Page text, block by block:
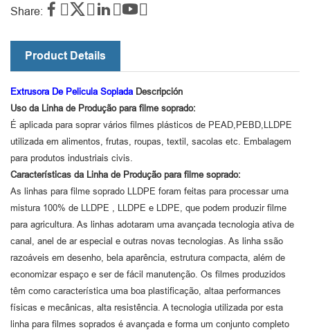
Share:    
Product Details
Extrusora De Pelicula Soplada Descripción
Uso da Linha de Produção para filme soprado:
É aplicada para soprar vários filmes plásticos de PEAD,PEBD,LLDPE
utilizada em alimentos, frutas, roupas, textil, sacolas etc. Embalagem
para produtos industriais civis.
Características da Linha de Produção para filme soprado:
As linhas para filme soprado LLDPE foram feitas para processar uma
mistura 100% de LLDPE , LLDPE e LDPE, que podem produzir filme
para agricultura. As linhas adotaram uma avançada tecnologia ativa de
canal, anel de ar especial e outras novas tecnologias. As linha ssão
razoáveis em desenho, bela aparência, estrutura compacta, além de
economizar espaço e ser de fácil manutenção. Os filmes produzidos
têm como característica uma boa plastificação, altaa performances
físicas e mecânicas, alta resistência. A tecnologia utilizada por esta
linha para filmes soprados é avançada e forma um conjunto completo